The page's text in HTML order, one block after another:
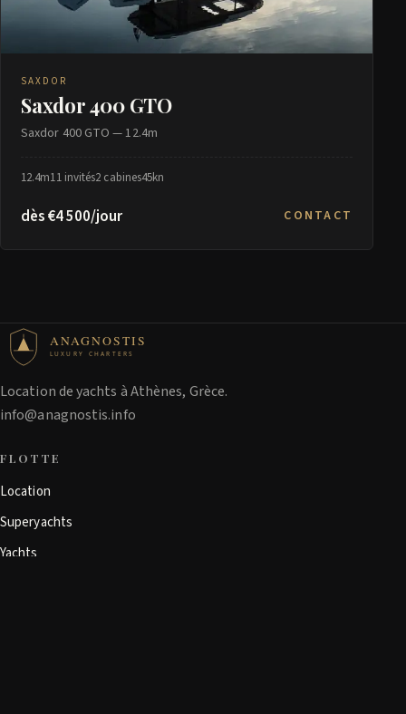
SAXDOR
Saxdor 400 GTO
Saxdor 400 GTO — 12.4m
12.4m11 invités2 cabines45kn
dès €4 500/jour CONTACT
ANAGNOSTIS
LUXURY CHARTERS
Location de yachts à Athènes, Grèce.
info@anagnostis.info
FLOTTE
Location
Superyachts
Yachts